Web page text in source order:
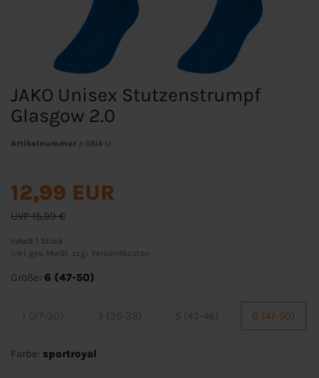
JAKO Unisex Stutzenstrumpf
Glasgow 2.0
Artikelnummer J-3814-U
UVP 15,99 €
12,99 EUR
Inhalt 1 Stück
inkl. ges. MwSt. zzgl.
Versandkosten
Größe: 6 (47-50)
1 (27-30) 3 (35-38) 5 (43-46) 6 (47-50)
Farbe: sportroyal